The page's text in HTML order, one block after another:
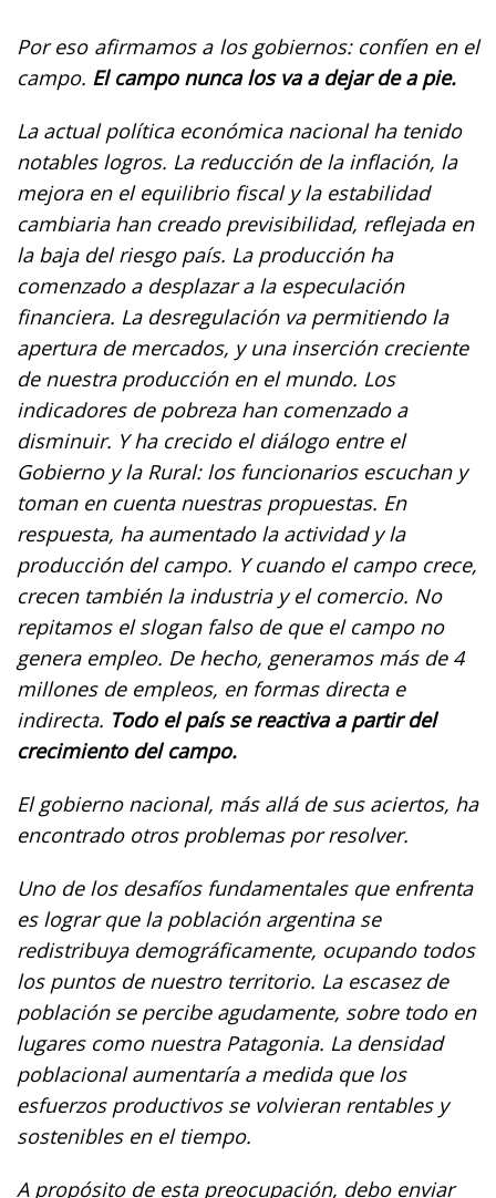
Por eso afirmamos a los gobiernos: confíen en el
campo. El campo nunca los va a dejar de a pie.
La actual política económica nacional ha tenido
notables logros. La reducción de la inflación, la
mejora en el equilibrio fiscal y la estabilidad
cambiaria han creado previsibilidad, reflejada en
la baja del riesgo país. La producción ha
comenzado a desplazar a la especulación
financiera. La desregulación va permitiendo la
apertura de mercados, y una inserción creciente
de nuestra producción en el mundo. Los
indicadores de pobreza han comenzado a
disminuir. Y ha crecido el diálogo entre el
Gobierno y la Rural: los funcionarios escuchan y
toman en cuenta nuestras propuestas. En
respuesta, ha aumentado la actividad y la
producción del campo. Y cuando el campo crece,
crecen también la industria y el comercio. No
repitamos el slogan falso de que el campo no
genera empleo. De hecho, generamos más de 4
millones de empleos, en formas directa e
indirecta. Todo el país se reactiva a partir del
crecimiento del campo.
El gobierno nacional, más allá de sus aciertos, ha
encontrado otros problemas por resolver.
Uno de los desafíos fundamentales que enfrenta
es lograr que la población argentina se
redistribuya demográficamente, ocupando todos
los puntos de nuestro territorio. La escasez de
población se percibe agudamente, sobre todo en
lugares como nuestra Patagonia. La densidad
poblacional aumentaría a medida que los
esfuerzos productivos se volvieran rentables y
sostenibles en el tiempo.
A propósito de esta preocupación, debo enviar